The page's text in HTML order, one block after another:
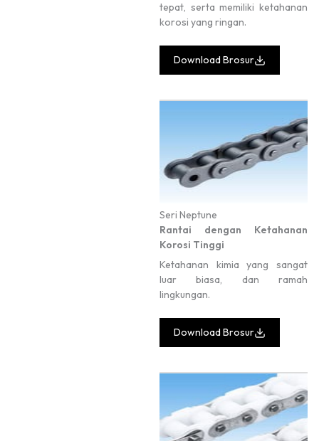
tepat, serta memiliki ketahanan
korosi yang ringan.
Download Brosur
Seri Neptune
Rantai dengan Ketahanan
Korosi Tinggi
Ketahanan kimia yang sangat
luar biasa, dan ramah
lingkungan.
Download Brosur